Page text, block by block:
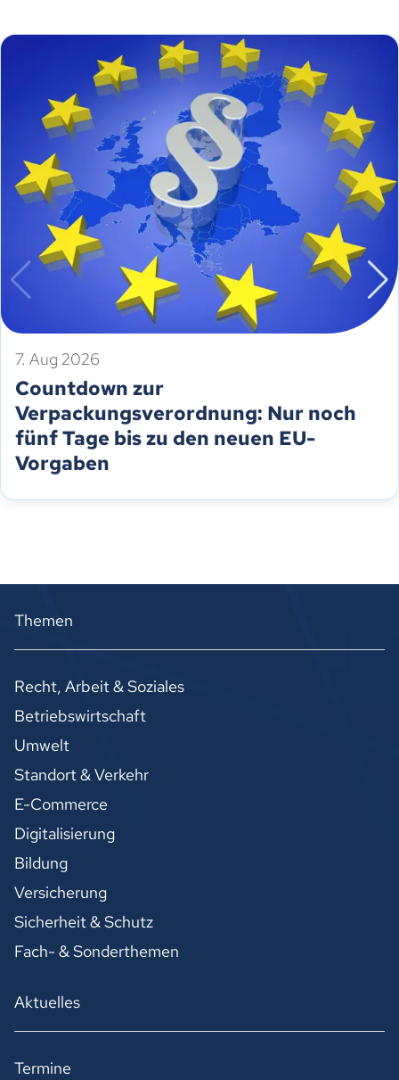
7. Aug 2026
Countdown zur
Verpackungsverordnung: Nur noch
fünf Tage bis zu den neuen EU-
Vorgaben
Themen
Recht, Arbeit & Soziales
Betriebswirtschaft
Umwelt
Standort & Verkehr
E-Commerce
Digitalisierung
Bildung
Versicherung
Sicherheit & Schutz
Fach- & Sonderthemen
Aktuelles
Termine